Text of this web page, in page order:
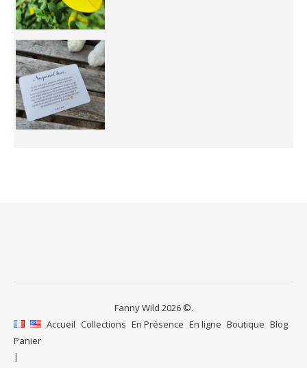
Fanny Wild 2026 ©.
Accueil Collections En Présence En ligne Boutique Blog
Panier